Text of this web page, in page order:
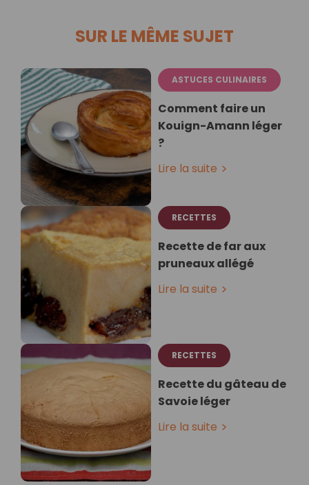
SUR LE MÊME SUJET
ASTUCES CULINAIRES
Comment faire un
Kouign-Amann léger
?
Lire la suite
RECETTES
Recette de far aux
pruneaux allégé⁣
Lire la suite
RECETTES
Recette du gâteau de
Savoie léger
Lire la suite